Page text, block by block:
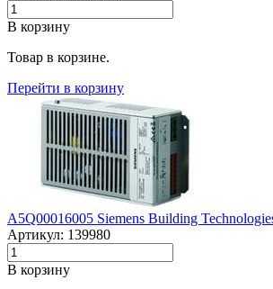
В корзину
Товар в корзине.
Перейти в корзину
A5Q00016005 Siemens Building
Артикул: 139980
В корзину